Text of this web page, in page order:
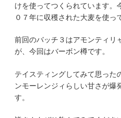
けを使ってつくられています。
０７年に収穫された大麦を使っ
前回のバッチ３はアモンティリ
が、今回はバーボン樽です。
テイスティングしてみて思った
ンモーレンジィらしい甘さが爆
す。